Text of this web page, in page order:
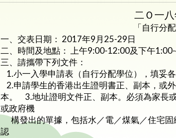
二Ｏ一
「自行分
一、交表日期： 2017年9月25-29日
二、時間及地點： 上午9:00-12:00及下午1:00-
三、請攜帶下列文件：
1.小一入學申請表（自行分配學位），填妥
2.申請學生的香港出生證明書正、副本，或
本。 3.地址證明文件正、副本。必須為家長
或政府機
構發出的單據，包括水／電／煤氣／住宅
認